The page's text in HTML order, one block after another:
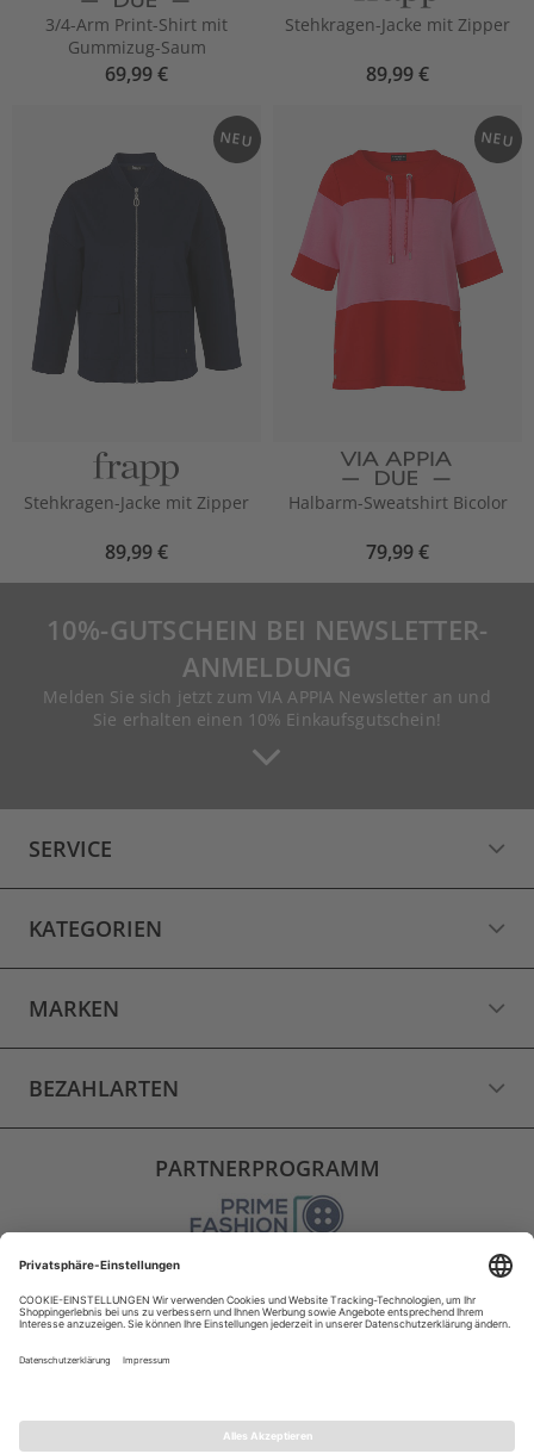
3/4-Arm Print-Shirt mit
Gummizug-Saum
69,99 €
Stehkragen-Jacke mit Zipper
89,99 €
NEU
Stehkragen-Jacke mit Zipper
89,99 €
NEU
Halbarm-Sweatshirt Bicolor
79,99 €
10%-GUTSCHEIN BEI NEWSLETTER-
ANMELDUNG
Melden Sie sich jetzt zum VIA APPIA Newsletter an und
Sie erhalten einen 10% Einkaufsgutschein!
SERVICE
KATEGORIEN
MARKEN
BEZAHLARTEN
PARTNERPROGRAMM
VERSAND